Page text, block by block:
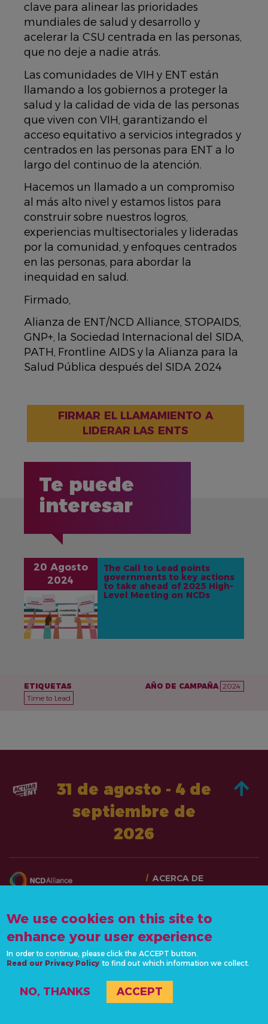
clave para alinear las prioridades
mundiales de salud y desarrollo y
acelerar la CSU centrada en las personas,
que no deje a nadie atrás.
Las comunidades de VIH y ENT están
llamando a los gobiernos a proteger la
salud y la calidad de vida de las personas
que viven con VIH, garantizando el
acceso equitativo a servicios integrados y
centrados en las personas para ENT a lo
largo del continuo de la atención.
Hacemos un llamado a un compromiso
al más alto nivel y estamos listos para
construir sobre nuestros logros,
experiencias multisectoriales y lideradas
por la comunidad, y enfoques centrados
en las personas, para abordar la
inequidad en salud.
Firmado,
Alianza de ENT/NCD Alliance, STOPAIDS,
GNP+, la Sociedad Internacional del SIDA,
PATH, Frontline AIDS y la Alianza para la
Salud Pública después del SIDA 2024
FIRMAR EL LLAMAMIENTO A
LIDERAR LAS ENTS
Te puede
interesar
20 Agosto
2024
IMAGEN
The Call to Lead points
governments to key actions
to take ahead of 2025 High-
Level Meeting on NCDs
ETIQUETAS
Time to Lead
AÑO DE CAMPAÑA 2024
31 de agosto - 4 de
septiembre de
2026
info@actonncds.org
www.ncdalliance.org
ACERCA DE
NOTICIAS Y RECURSOS
RECURSOS
EVENTOS
POLÍTICA DE
We use cookies on this site to
enhance your user experience
In order to continue, please click the ACCEPT button.
Read our Privacy Policy to find out which information we collect.
NO, THANKS ACCEPT